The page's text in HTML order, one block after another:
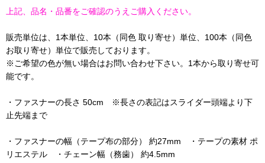
上記、品名・品番をご確認のうえご購入ください。
販売単位は、1本単位、10本（同色 取り寄せ）単位、100本（同色
お取り寄せ）単位で販売しております。
※ご希望の色が無い場合はお問い合わせ下さい。1本から取り寄せ可
能です。
・ファスナーの長さ 50cm ※長さの表記はスライダー頭端より下
止先端まで
・ファスナーの幅（テープ布の部分） 約27mm ・テープの素材 ポ
リエステル ・チェーン幅（務歯） 約4.5mm